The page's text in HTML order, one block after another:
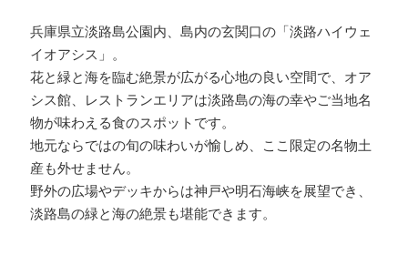
兵庫県立淡路島公園内、島内の玄関口の「淡路ハイウェ
イオアシス」。
花と緑と海を臨む絶景が広がる心地の良い空間で、オア
シス館、レストランエリアは淡路島の海の幸やご当地名
物が味わえる食のスポットです。
地元ならではの旬の味わいが愉しめ、ここ限定の名物土
産も外せません。
野外の広場やデッキからは神戸や明石海峡を展望でき、
淡路島の緑と海の絶景も堪能できます。